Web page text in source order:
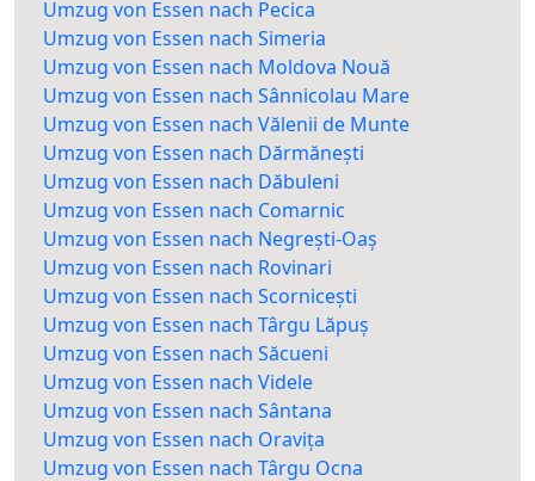
Umzug von Essen nach Pecica
Umzug von Essen nach Simeria
Umzug von Essen nach Moldova Nouă
Umzug von Essen nach Sânnicolau Mare
Umzug von Essen nach Vălenii de Munte
Umzug von Essen nach Dărmănești
Umzug von Essen nach Dăbuleni
Umzug von Essen nach Comarnic
Umzug von Essen nach Negrești-Oaș
Umzug von Essen nach Rovinari
Umzug von Essen nach Scornicești
Umzug von Essen nach Târgu Lăpuș
Umzug von Essen nach Săcueni
Umzug von Essen nach Videle
Umzug von Essen nach Sântana
Umzug von Essen nach Oravița
Umzug von Essen nach Târgu Ocna